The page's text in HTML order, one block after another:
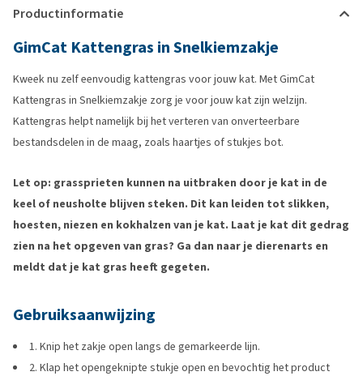
Productinformatie
GimCat Kattengras in Snelkiemzakje
Kweek nu zelf eenvoudig kattengras voor jouw kat. Met GimCat
Kattengras in Snelkiemzakje zorg je voor jouw kat zijn welzijn.
Kattengras helpt namelijk bij het verteren van onverteerbare
bestandsdelen in de maag, zoals haartjes of stukjes bot.
Let op: grassprieten kunnen na uitbraken door je kat in de
keel of neusholte blijven steken. Dit kan leiden tot slikken,
hoesten, niezen en kokhalzen van je kat. Laat je kat dit gedrag
zien na het opgeven van gras? Ga dan naar je dierenarts en
meldt dat je kat gras heeft gegeten.
Gebruiksaanwijzing
1. Knip het zakje open langs de gemarkeerde lijn.
2. Klap het opengeknipte stukje open en bevochtig het product